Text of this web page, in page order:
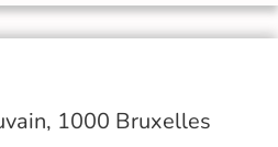
1000 Bruxelles